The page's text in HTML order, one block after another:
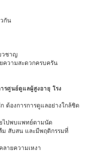
กัน
วชาญ
ความสะดวกครบครัน
ศูนย์ดูแลผู้สูงอายุ โรง
องการการดูแลอย่างใกล้ชิด
ไปพบแพทย์ตามนัด
สับสน และมีพฤติกรรมที่
ายความเหงา